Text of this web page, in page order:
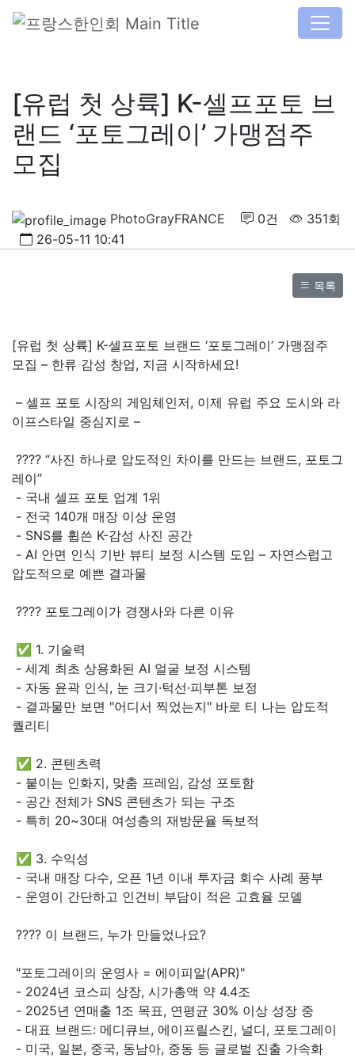
[유럽 첫 상륙] K-셀프포토 브
랜드 ‘포토그레이’ 가맹점주
모집
PhotoGrayFRANCE 0건
351회
26-05-11 10:41
목록
[유럽 첫 상륙] K-셀프포토 브랜드 ‘포토그레이’ 가맹점주
모집 – 한류 감성 창업, 지금 시작하세요!
– 셀프 포토 시장의 게임체인저, 이제 유럽 주요 도시와 라
이프스타일 중심지로 –
???? “사진 하나로 압도적인 차이를 만드는 브랜드, 포토그
레이”
- 국내 셀프 포토 업계 1위
- 전국 140개 매장 이상 운영
- SNS를 휩쓴 K-감성 사진 공간
- AI 안면 인식 기반 뷰티 보정 시스템 도입 – 자연스럽고
압도적으로 예쁜 결과물
???? 포토그레이가 경쟁사와 다른 이유
✅ 1. 기술력
- 세계 최초 상용화된 AI 얼굴 보정 시스템
- 자동 윤곽 인식, 눈 크기·턱선·피부톤 보정
- 결과물만 보면 "어디서 찍었는지" 바로 티 나는 압도적
퀄리티
✅ 2. 콘텐츠력
- 붙이는 인화지, 맞춤 프레임, 감성 포토함
- 공간 전체가 SNS 콘텐츠가 되는 구조
- 특히 20~30대 여성층의 재방문율 독보적
✅ 3. 수익성
- 국내 매장 다수, 오픈 1년 이내 투자금 회수 사례 풍부
- 운영이 간단하고 인건비 부담이 적은 고효율 모델
???? 이 브랜드, 누가 만들었나요?
"포토그레이의 운영사 = 에이피알(APR)"
- 2024년 코스피 상장, 시가총액 약 4.4조
- 2025년 연매출 1조 목표, 연평균 30% 이상 성장 중
- 대표 브랜드: 메디큐브, 에이프릴스킨, 널디, 포토그레이
- 미국, 일본, 중국, 동남아, 중동 등 글로벌 진출 가속화